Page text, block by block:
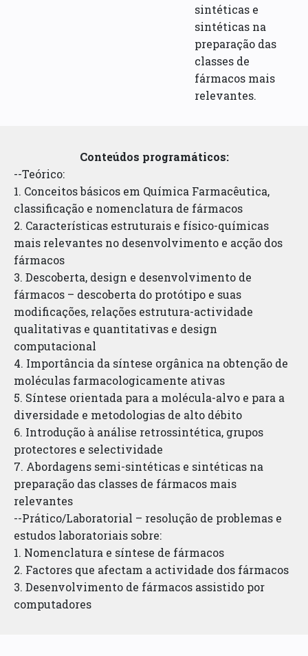
sintéticas e
sintéticas na
preparação das
classes de
fármacos mais
relevantes.
Conteúdos programáticos:
--Teórico:
1. Conceitos básicos em Química Farmacêutica,
classificação e nomenclatura de fármacos
2. Características estruturais e físico-químicas
mais relevantes no desenvolvimento e acção dos
fármacos
3. Descoberta, design e desenvolvimento de
fármacos – descoberta do protótipo e suas
modificações, relações estrutura-actividade
qualitativas e quantitativas e design
computacional
4. Importância da síntese orgânica na obtenção de
moléculas farmacologicamente ativas
5. Síntese orientada para a molécula-alvo e para a
diversidade e metodologias de alto débito
6. Introdução à análise retrossintética, grupos
protectores e selectividade
7. Abordagens semi-sintéticas e sintéticas na
preparação das classes de fármacos mais
relevantes
--Prático/Laboratorial – resolução de problemas e
estudos laboratoriais sobre:
1. Nomenclatura e síntese de fármacos
2. Factores que afectam a actividade dos fármacos
3. Desenvolvimento de fármacos assistido por
computadores